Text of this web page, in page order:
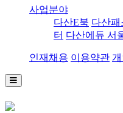
사업분야
다산E북 다산패
터 다산에듀 서
인재채용 이용약관